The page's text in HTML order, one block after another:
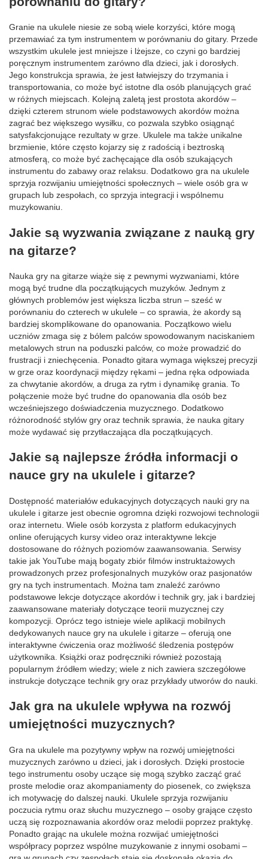
Granie na ukulele niesie ze sobą wiele korzyści, które mogą
przemawiać za tym instrumentem w porównaniu do gitary. Przede
wszystkim ukulele jest mniejsze i lżejsze, co czyni go bardziej
poręcznym instrumentem zarówno dla dzieci, jak i dorosłych.
Jego konstrukcja sprawia, że jest łatwiejszy do trzymania i
transportowania, co może być istotne dla osób planujących grać
w różnych miejscach. Kolejną zaletą jest prostota akordów –
dzięki czterem strunom wiele podstawowych akordów można
zagrać bez większego wysiłku, co pozwala szybko osiągnąć
satysfakcjonujące rezultaty w grze. Ukulele ma także unikalne
brzmienie, które często kojarzy się z radością i beztroską
atmosferą, co może być zachęcające dla osób szukających
instrumentu do zabawy oraz relaksu. Dodatkowo gra na ukulele
sprzyja rozwijaniu umiejętności społecznych – wiele osób gra w
grupach lub zespołach, co sprzyja integracji i wspólnemu
muzykowaniu.
Jakie są wyzwania związane z nauką gry
na gitarze?
Nauka gry na gitarze wiąże się z pewnymi wyzwaniami, które
mogą być trudne dla początkujących muzyków. Jednym z
głównych problemów jest większa liczba strun – sześć w
porównaniu do czterech w ukulele – co sprawia, że akordy są
bardziej skomplikowane do opanowania. Początkowo wielu
uczniów zmaga się z bólem palców spowodowanym naciskaniem
metalowych strun na poduszki palców, co może prowadzić do
frustracji i zniechęcenia. Ponadto gitara wymaga większej precyzji
w grze oraz koordynacji między rękami – jedna ręka odpowiada
za chwytanie akordów, a druga za rytm i dynamikę grania. To
połączenie może być trudne do opanowania dla osób bez
wcześniejszego doświadczenia muzycznego. Dodatkowo
różnorodność stylów gry oraz technik sprawia, że nauka gitary
może wydawać się przytłaczająca dla początkujących.
Jakie są najlepsze źródła informacji o
nauce gry na ukulele i gitarze?
Dostępność materiałów edukacyjnych dotyczących nauki gry na
ukulele i gitarze jest obecnie ogromna dzięki rozwojowi technologii
oraz internetu. Wiele osób korzysta z platform edukacyjnych
online oferujących kursy video oraz interaktywne lekcje
dostosowane do różnych poziomów zaawansowania. Serwisy
takie jak YouTube mają bogaty zbiór filmów instruktażowych
prowadzonych przez profesjonalnych muzyków oraz pasjonatów
gry na tych instrumentach. Można tam znaleźć zarówno
podstawowe lekcje dotyczące akordów i technik gry, jak i bardziej
zaawansowane materiały dotyczące teorii muzycznej czy
kompozycji. Oprócz tego istnieje wiele aplikacji mobilnych
dedykowanych nauce gry na ukulele i gitarze – oferują one
interaktywne ćwiczenia oraz możliwość śledzenia postępów
użytkownika. Książki oraz podręczniki również pozostają
popularnym źródłem wiedzy; wiele z nich zawiera szczegółowe
instrukcje dotyczące technik gry oraz przykłady utworów do nauki.
Jak gra na ukulele wpływa na rozwój
umiejętności muzycznych?
Gra na ukulele ma pozytywny wpływ na rozwój umiejętności
muzycznych zarówno u dzieci, jak i dorosłych. Dzięki prostocie
tego instrumentu osoby uczące się mogą szybko zacząć grać
proste melodie oraz akompaniamenty do piosenek, co zwiększa
ich motywację do dalszej nauki. Ukulele sprzyja rozwijaniu
poczucia rytmu oraz słuchu muzycznego – osoby grające często
uczą się rozpoznawania akordów oraz melodii poprzez praktykę.
Ponadto grając na ukulele można rozwijać umiejętności
współpracy poprzez wspólne muzykowanie z innymi osobami –